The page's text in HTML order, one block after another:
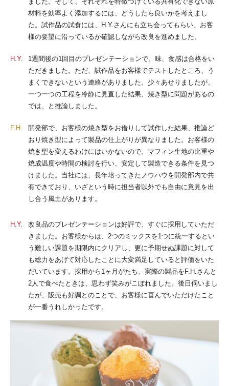
材料を効率よく添加するには、どうしたら良いかを考えまし
た。試作品の試食には、H.Y.さんにも立ち会ってもらい、お客
様の要望に沿っているか確認しながら改良を進めました。
H.Y.
1週間後の1回目のプレゼンテーションで、味、食感は合格をい
ただきました。ただ、試作品をお客様でテストしたところ、う
まくできないという連絡がありました。少々あせりましたが、
一つ一つの工程を冷静に見直した結果、焼き型に問題があるの
では、と推論しました。
F.H.
開発部で、お客様の焼き型をお借りして試作した結果、推論ど
おり焼き型によって製品の仕上がりが異なりました。お客様の
焼き型を変えるわけにはいかないので、マフィン生地の比重や
焼成温度や時間の検討を行い、安定して製造できる条件を見つ
けました。当社には、長年培ってきたノウハウを開発部内で共
有できており、いざという時に担当者以外でも自由に意見を出
し合う風土があります。
H.Y.
改良品のプレゼンテーションは好評で、すぐに採用していただ
きました。お客様からは、2つのミックスを1つに統一するとい
う難しい課題を期限内にクリアし、更に予期せぬ課題に対して
も総力をあげて対応したことに大変満足していると評価をいた
だいています。採用から1ヶ月がたち、実際の製品をF.H.さんと
2人で食べたときは、思わず笑みがこぼれました。後日伺いまし
たが、販売も好調とのことで、お客様に喜んでいただけたこと
が一番うれしかったです。